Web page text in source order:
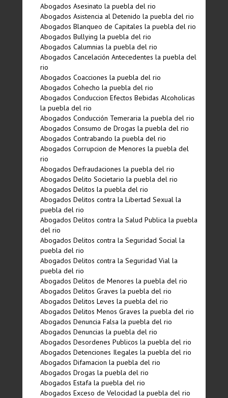
Abogados Asesinato la puebla del rio
Abogados Asistencia al Detenido la puebla del rio
Abogados Blanqueo de Capitales la puebla del rio
Abogados Bullying la puebla del rio
Abogados Calumnias la puebla del rio
Abogados Cancelación Antecedentes la puebla del
rio
Abogados Coacciones la puebla del rio
Abogados Cohecho la puebla del rio
Abogados Conduccion Efectos Bebidas Alcoholicas
la puebla del rio
Abogados Conducción Temeraria la puebla del rio
Abogados Consumo de Drogas la puebla del rio
Abogados Contrabando la puebla del rio
Abogados Corrupcion de Menores la puebla del
rio
Abogados Defraudaciones la puebla del rio
Abogados Delito Societario la puebla del rio
Abogados Delitos la puebla del rio
Abogados Delitos contra la Libertad Sexual la
puebla del rio
Abogados Delitos contra la Salud Publica la puebla
del rio
Abogados Delitos contra la Seguridad Social la
puebla del rio
Abogados Delitos contra la Seguridad Vial la
puebla del rio
Abogados Delitos de Menores la puebla del rio
Abogados Delitos Graves la puebla del rio
Abogados Delitos Leves la puebla del rio
Abogados Delitos Menos Graves la puebla del rio
Abogados Denuncia Falsa la puebla del rio
Abogados Denuncias la puebla del rio
Abogados Desordenes Publicos la puebla del rio
Abogados Detenciones Ilegales la puebla del rio
Abogados Difamacion la puebla del rio
Abogados Drogas la puebla del rio
Abogados Estafa la puebla del rio
Abogados Exceso de Velocidad la puebla del rio